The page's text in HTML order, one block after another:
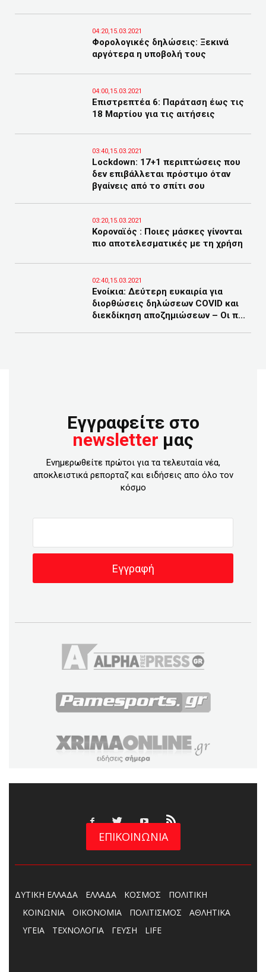
04:20,15.03.2021
Φορολογικές δηλώσεις: Ξεκινά
αργότερα η υποβολή τους
04:00,15.03.2021
Επιστρεπτέα 6: Παράταση έως τις
18 Μαρτίου για τις αιτήσεις
03:40,15.03.2021
Lockdown: 17+1 περιπτώσεις που
δεν επιβάλλεται πρόστιμο όταν
βγαίνεις από το σπίτι σου
03:20,15.03.2021
Κοροναϊός : Ποιες μάσκες γίνονται
πιο αποτελεσματικές με τη χρήση
02:40,15.03.2021
Ενοίκια: Δεύτερη ευκαιρία για
διορθώσεις δηλώσεων COVID και
διεκδίκηση αποζημιώσεων – Οι π...
Εγγραφείτε στο
newsletter μας
Ενημερωθείτε πρώτοι για τα τελευταία νέα,
αποκλειστικά ρεπορταζ και ειδήσεις απο όλο τον
κόσμο
ΕΠΙΚΟΙΝΩΝΙΑ
ΔΥΤΙΚΗ ΕΛΛΑΔΑ ΕΛΛΑΔΑ ΚΟΣΜΟΣ
ΠΟΛΙΤΙΚΗ
ΚΟΙΝΩΝΙΑ
ΟΙΚΟΝΟΜΙΑ ΠΟΛΙΤΙΣΜΟΣ
ΑΘΛΗΤΙΚΑ
ΥΓΕΙΑ
ΤΕΧΝΟΛΟΓΙΑ ΓΕΥΣΗ LIFE